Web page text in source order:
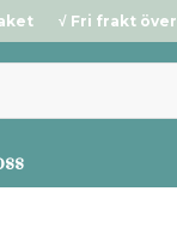
√ Fri frakt över